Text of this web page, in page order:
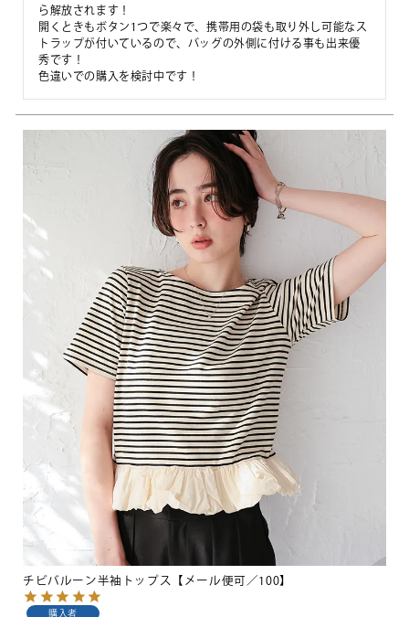
ら解放されます！
開くときもボタン1つで楽々で、携帯用の袋も取り外し可能なス
トラップが付いているので、バッグの外側に付ける事も出来優
秀です！
色違いでの購入を検討中です！
チビバルーン半袖トップス【メール便可／100】
購入者